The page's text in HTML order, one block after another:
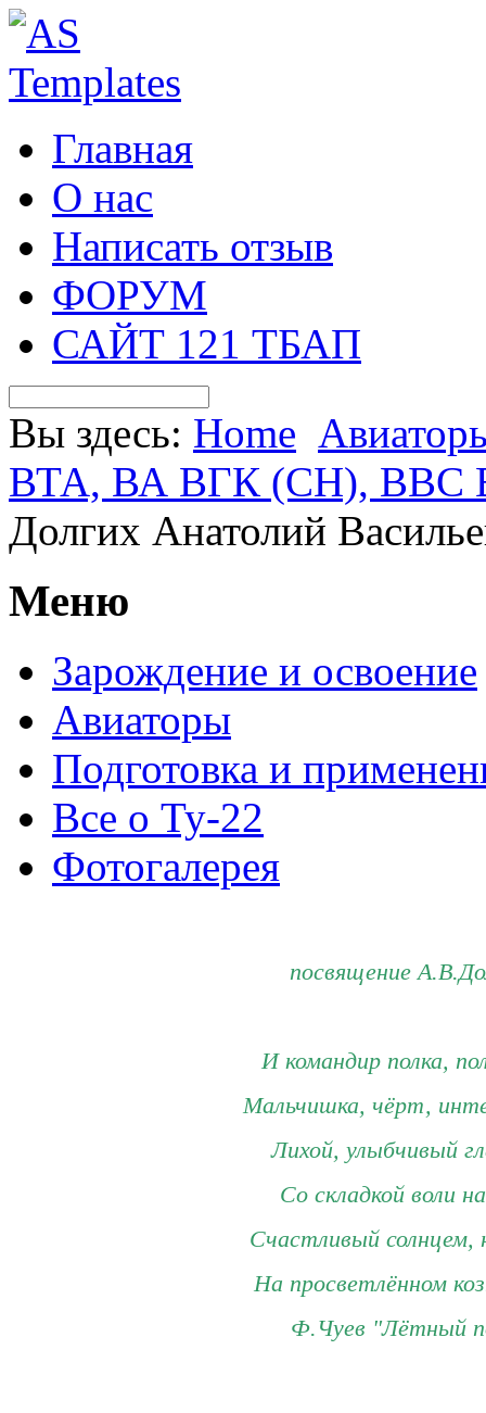
Главная
О нас
Написать отзыв
ФОРУМ
САЙТ 121 ТБАП
Вы здесь: Home
ВТА, ВА ВГК (СН), ВВС
Долгих Анатолий
Меню
Зарождение и освоение
Авиаторы
Подготовка и
Все о Ту-22
Фотогалерея
посвящение
И командир полка,
Мальчишка, чёрт,
Лихой, улыбчивый
Со складкой воли
Счастливый солнцем,
На просветлённом
Ф.Чуев "Лётный